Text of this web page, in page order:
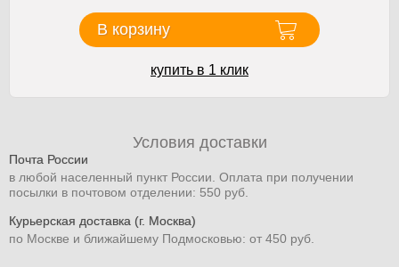
В корзину
купить в 1 клик
Условия доставки
Почта России
в любой населенный пункт России. Оплата при получении
посылки в почтовом отделении: 550 руб.
Курьерская доставка (г. Москва)
по Москве и ближайшему Подмосковью: от 450 руб.